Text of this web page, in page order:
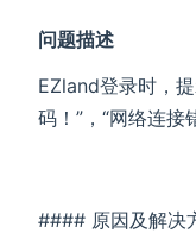
问题描述
EZland登录时，
码！”，“网络连接
#### 原因及解决